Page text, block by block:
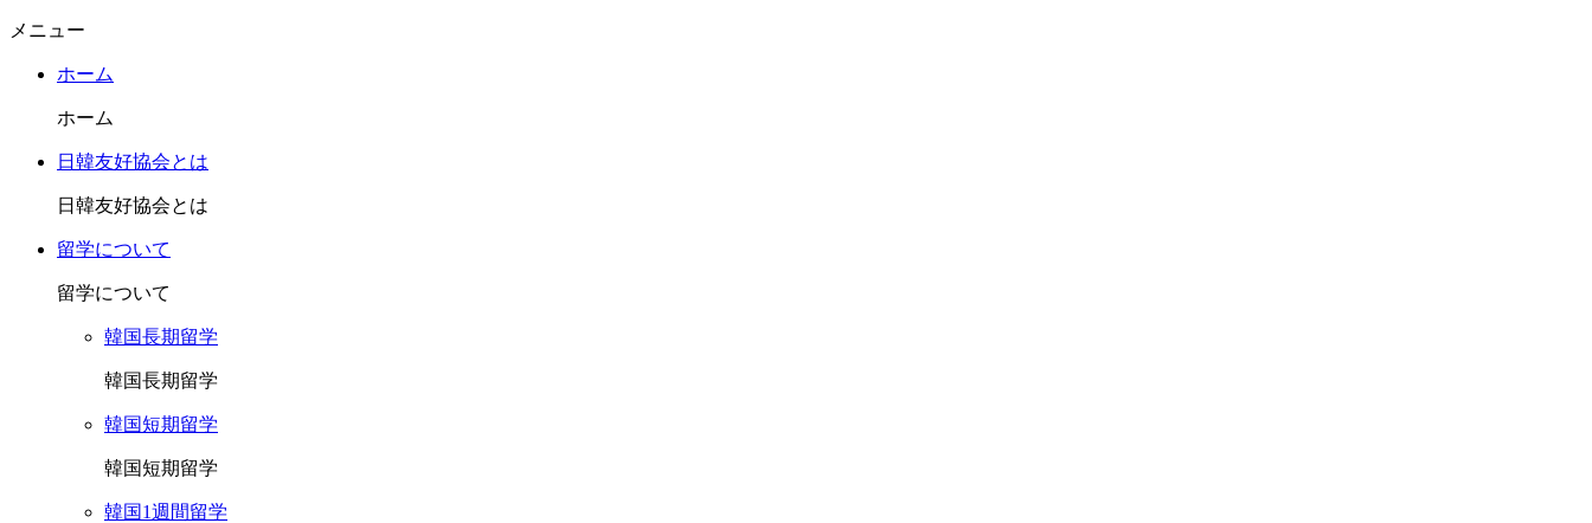
メニュー
ホーム
ホーム
日韓友好協会とは
日韓友好協会とは
留学について
留学について
韓国長期留学
韓国長期留学
韓国短期留学
韓国短期留学
韓国1週間留学